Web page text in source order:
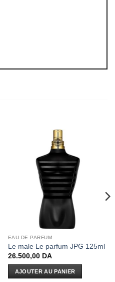
EAU DE PARFUM
Le male Le parfum JPG 125ml
26.500,00 DA
AJOUTER AU PANIER